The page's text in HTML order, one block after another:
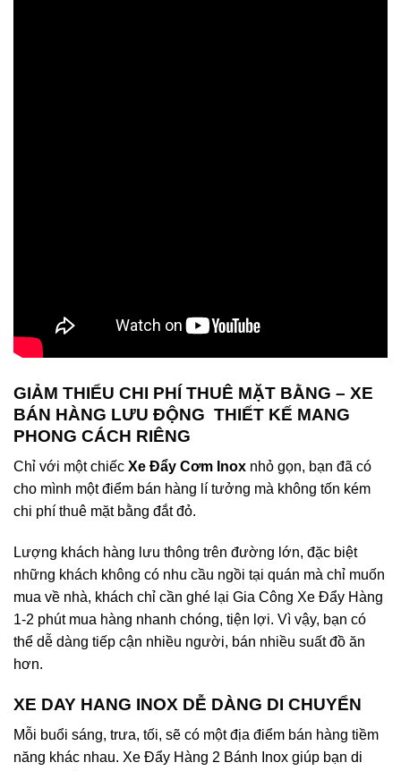
GIẢM THIỂU CHI PHÍ THUÊ MẶT BẰNG – XE
BÁN HÀNG LƯU ĐỘNG THIẾT KẾ MANG
PHONG CÁCH RIÊNG
Chỉ với một chiếc Xe Đẩy Cơm Inox nhỏ gọn, bạn đã có
cho mình một điểm bán hàng lí tưởng mà không tốn kém
chi phí thuê mặt bằng đắt đỏ.
Lượng khách hàng lưu thông trên đường lớn, đặc biệt
những khách không có nhu cầu ngồi tại quán mà chỉ muốn
mua về nhà, khách chỉ cần ghé lại Gia Công Xe Đẩy Hàng
1-2 phút mua hàng nhanh chóng, tiện lợi. Vì vậy, bạn có
thể dễ dàng tiếp cận nhiều người, bán nhiều suất đồ ăn
hơn.
XE DAY HANG INOX DỄ DÀNG DI CHUYỂN
Mỗi buổi sáng, trưa, tối, sẽ có một địa điểm bán hàng tiềm
năng khác nhau. Xe Đẩy Hàng 2 Bánh Inox giúp bạn di